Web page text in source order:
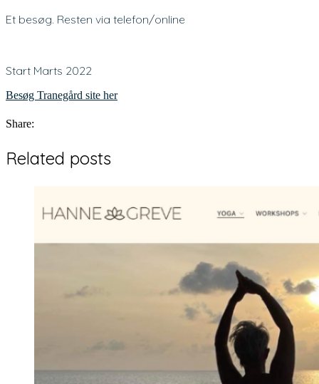
Et besøg. Resten via telefon/online
Start Marts 2022
Besøg Tranegård site her
Share:
Related posts